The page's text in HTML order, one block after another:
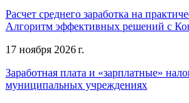
Расчет среднего заработка на
Алгоритм эффективных решений с
17 ноября 2026 г.
Заработная плата и «зарплатные»
муниципальных учреждениях